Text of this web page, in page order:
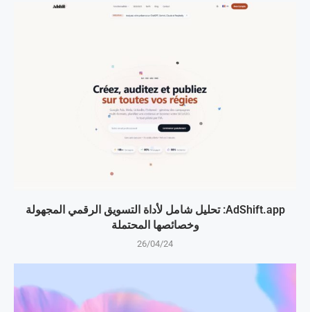
AdShift.app: تحليل شامل لأداة التسويق الرقمي المجهولة
وخصائصها المحتملة
26/04/24